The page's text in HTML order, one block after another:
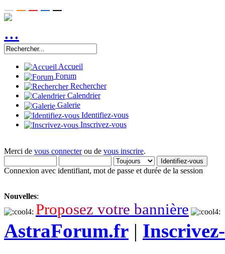
Accueil
Forum
Rechercher
Calendrier
Galerie
Identifiez-vous
Inscrivez-vous
Merci de vous connecterou de vous inscrire.
Connexion avec identifiant, mot de passe et durée de la session
Nouvelles:
Proposez votre bannière
AstraForum.fr |